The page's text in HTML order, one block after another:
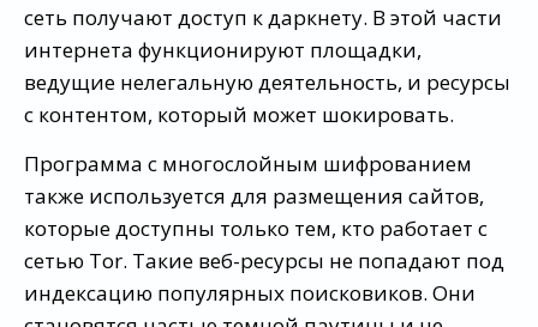
сеть получают доступ к даркнету. В этой части
интернета функционируют площадки,
ведущие нелегальную деятельность, и ресурсы
с контентом, который может шокировать.
Программа с многослойным шифрованием
также используется для размещения сайтов,
которые доступны только тем, кто работает с
сетью Tor. Такие веб-ресурсы не попадают под
индексацию популярных поисковиков. Они